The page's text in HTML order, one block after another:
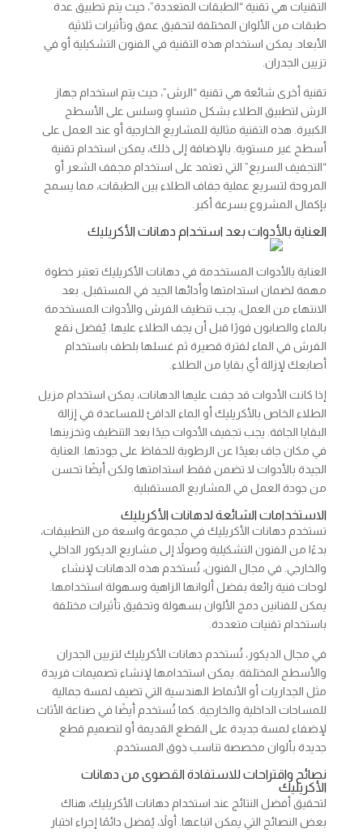
التقنيات هي تقنية “الطبقات المتعددة”، حيث يتم تطبيق عدة
طبقات من الألوان المختلفة لتحقيق عمق وتأثيرات ثلاثية
الأبعاد. يمكن استخدام هذه التقنية في الفنون التشكيلية أو في
تزيين الجدران.
تقنية أخرى شائعة هي تقنية “الرش”، حيث يتم استخدام جهاز
الرش لتطبيق الطلاء بشكل متساوٍ وسلس على الأسطح
الكبيرة. هذه التقنية مثالية للمشاريع الخارجية أو عند العمل على
أسطح غير مستوية. بالإضافة إلى ذلك، يمكن استخدام تقنية
“التجفيف السريع” التي تعتمد على استخدام مجفف الشعر أو
المروحة لتسريع عملية جفاف الطلاء بين الطبقات، مما يسمح
بإكمال المشروع بسرعة أكبر.
العناية بالأدوات بعد استخدام دهانات الأكريليك
العناية بالأدوات المستخدمة في دهانات الأكريليك تعتبر خطوة
مهمة لضمان استدامتها وأدائها الجيد في المستقبل. بعد
الانتهاء من العمل، يجب تنظيف الفرش والأدوات المستخدمة
بالماء والصابون فورًا قبل أن يجف الطلاء عليها. يُفضل نقع
الفرش في الماء لفترة قصيرة ثم غسلها بلطف باستخدام
أصابعك لإزالة أي بقايا من الطلاء.
إذا كانت الأدوات قد جفت عليها الدهانات، يمكن استخدام مزيل
الطلاء الخاص بالأكريليك أو الماء الدافئ للمساعدة في إزالة
البقايا الجافة. يجب تجفيف الأدوات جيدًا بعد التنظيف وتخزينها
في مكان جاف بعيدًا عن الرطوبة للحفاظ على جودتها. العناية
الجيدة بالأدوات لا تضمن فقط استدامتها ولكن أيضًا تحسن
من جودة العمل في المشاريع المستقبلية.
الاستخدامات الشائعة لدهانات الأكريليك
تستخدم دهانات الأكريليك في مجموعة واسعة من التطبيقات،
بدءًا من الفنون التشكيلية وصولاً إلى مشاريع الديكور الداخلي
والخارجي. في مجال الفنون، تُستخدم هذه الدهانات لإنشاء
لوحات فنية رائعة بفضل ألوانها الزاهية وسهولة استخدامها.
يمكن للفنانين دمج الألوان بسهولة وتحقيق تأثيرات مختلفة
باستخدام تقنيات متعددة.
في مجال الديكور، تُستخدم دهانات الأكريليك لتزيين الجدران
والأسطح المختلفة. يمكن استخدامها لإنشاء تصميمات فريدة
مثل الجداريات أو الأنماط الهندسية التي تضيف لمسة جمالية
للمساحات الداخلية والخارجية. كما تُستخدم أيضًا في صناعة الأثاث
لإضفاء لمسة جديدة على القطع القديمة أو لتصميم قطع
جديدة بألوان مخصصة تناسب ذوق المستخدم.
نصائح واقتراحات للاستفادة القصوى من دهانات
الأكريليك
لتحقيق أفضل النتائج عند استخدام دهانات الأكريليك، هناك
بعض النصائح التي يمكن اتباعها. أولاً، يُفضل دائمًا إجراء اختبار